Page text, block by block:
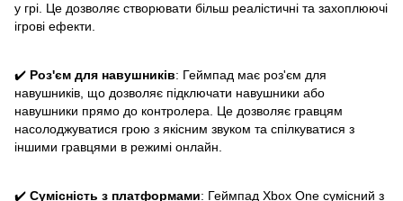
у грі. Це дозволяє створювати більш реалістичні та захоплюючі
ігрові ефекти.
✔️ Роз'єм для навушників: Геймпад має роз'єм для
навушників, що дозволяє підключати навушники або
навушники прямо до контролера. Це дозволяє гравцям
насолоджуватися грою з якісним звуком та спілкуватися з
іншими гравцями в режимі онлайн.
✔️ Сумісність з платформами: Геймпад Xbox One сумісний з